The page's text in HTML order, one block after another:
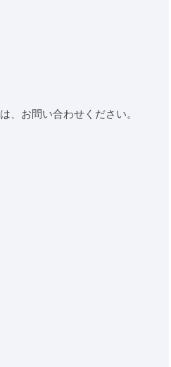
、お問い合わせください。